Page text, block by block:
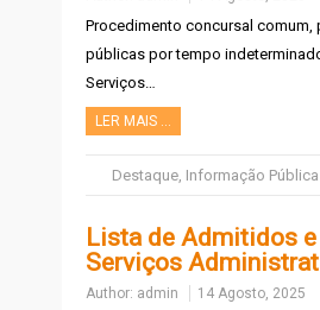
Procedimento concursal
públicas por tempo
Serviços…
LER MAIS …
Destaque, Informação Pública
Lista de Admitidos
Serviços
Author: admin 14 Agosto, 2025